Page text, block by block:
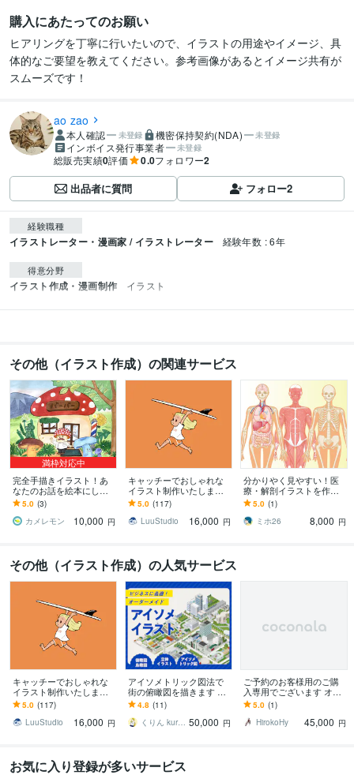
購入にあたってのお願い
ヒアリングを丁寧に行いたいので、イラストの用途やイメージ、具
体的なご要望を教えてください。参考画像があるとイメージ共有が
スムーズです！
ao zao
本人確認 未登録 機密保持契約(NDA) 未登録
インボイス発行事業者 未登録
総販売実績0評価 0.0フォロワー2
出品者に質問 フォロー2
経験職種
イラストレーター・漫画家 / イラストレーター 経験年数 : 6年
得意分野
イラスト作成・漫画制作 イラスト
その他（イラスト作成）の関連サービス
満枠対応中
完全手描きイラスト！あ
なたのお話を絵本にしま
す 元・絵本出版社の編集
者が、あなたが考えたお
話を絵本にします！
5.0 (3)
カメレモン
10,000 円
キャッチーでおしゃれな
イラスト制作いたします
グッズ制作からプレゼン
トまで幅広い用途に対応
します
5.0 (117)
LuuStudio
16,000 円
分かりやく見やすい！医
療・解剖イラストを作成
します 医療系イラスト実
績あり！WEB・資料・論
文作成をサポート！
5.0 (1)
ミホ26
8,000 円
その他（イラスト作成）の人気サービス
キャッチーでおしゃれな
イラスト制作いたします
グッズ制作からプレゼン
トまで幅広い用途に対応
します
5.0 (117)
LuuStudio
16,000 円
アイソメトリック図法で
街の俯瞰図を描きます ビ
ジネス資料に最適！オー
ダーメイド俯瞰図・アイ
ソメ図制作
4.8 (11)
くりん kurin_333 50,000 円
ご予約のお客様用のご購
入専用でございます オラ
クルカードのイラストを
作成いたします
5.0 (1)
HirokoHy
45,000 円
お気に入り登録が多いサービス